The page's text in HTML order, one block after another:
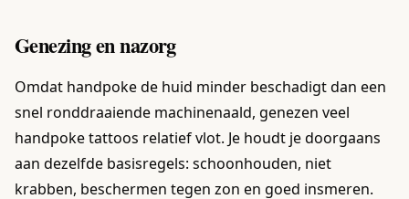
Genezing en nazorg
Omdat handpoke de huid minder beschadigt dan een
snel ronddraaiende machinenaald, genezen veel
handpoke tattoos relatief vlot. Je houdt je doorgaans
aan dezelfde basisregels: schoonhouden, niet
krabben, beschermen tegen zon en goed insmeren.